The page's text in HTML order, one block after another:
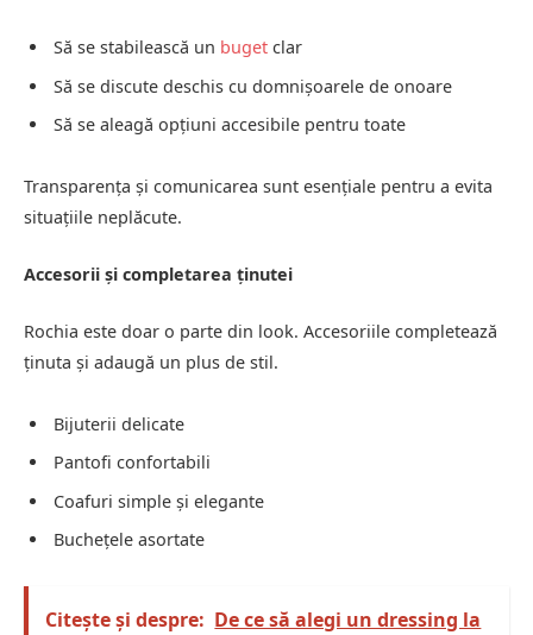
Să se stabilească un buget clar
Să se discute deschis cu domnișoarele de onoare
Să se aleagă opțiuni accesibile pentru toate
Transparența și comunicarea sunt esențiale pentru a evita
situațiile neplăcute.
Accesorii și completarea ținutei
Rochia este doar o parte din look. Accesoriile completează
ținuta și adaugă un plus de stil.
Bijuterii delicate
Pantofi confortabili
Coafuri simple și elegante
Buchețele asortate
Citește și despre: De ce să alegi un dressing la